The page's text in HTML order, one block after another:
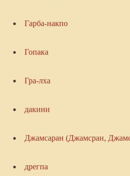
Гарба-накпо
Гопака
Гра-лха
дакини
Джамсаран (Джамсран,
дрегпа